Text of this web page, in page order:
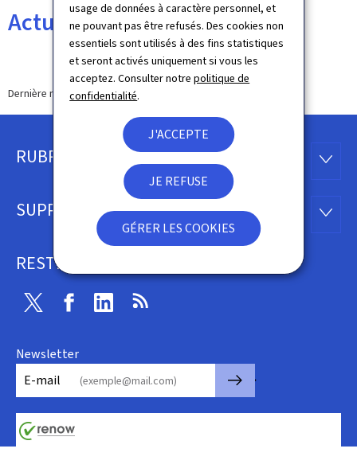
usage de données à caractère personnel, et
ne pouvant pas être refusés. Des cookies non
essentiels sont utilisés à des fins statistiques
et seront activés uniquement si vous les
acceptez. Consulter notrepolitique de
confidentialité.
J'ACCEPTE
JE REFUSE
GÉRER LES COOKIES
Actualités
Dernière modification le12.09.2024
Pied
page
RUBRIQUES
SUPPORT
RESTEZ CONNECTÉ
Twitter FacebookLinkedin
Newsletter
E-mail
🡒